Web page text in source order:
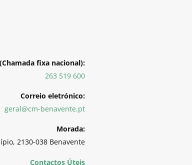
fixa nacional):
263 519 600
Correio eletrónico:
geral@cm-benavente.pt
Morada:
2130-038 Benavente
Contactos Úteis